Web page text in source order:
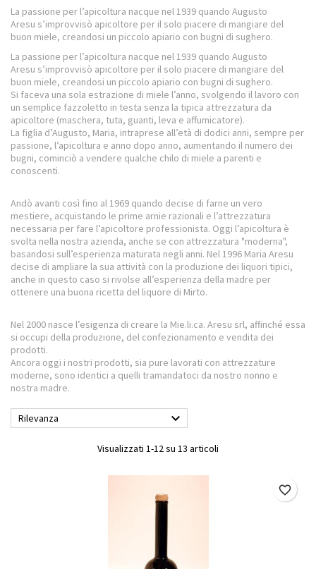
La passione per l’apicoltura nacque nel 1939 quando Augusto
Aresu s’improvvisò apicoltore per il solo piacere di mangiare del
buon miele, creandosi un piccolo apiario con bugni di sughero.
La passione per l’apicoltura nacque nel 1939 quando Augusto
Aresu s’improvvisò apicoltore per il solo piacere di mangiare del
buon miele, creandosi un piccolo apiario con bugni di sughero.
Si faceva una sola estrazione di miele l’anno, svolgendo il lavoro con
un semplice fazzoletto in testa senza la tipica attrezzatura da
apicoltore (maschera, tuta, guanti, leva e affumicatore).
La figlia d’Augusto, Maria, intraprese all’età di dodici anni, sempre per
passione, l’apicoltura e anno dopo anno, aumentando il numero dei
bugni, cominciò a vendere qualche chilo di miele a parenti e
conoscenti.
Andò avanti così fino al 1969 quando decise di farne un vero
mestiere, acquistando le prime arnie razionali e l’attrezzatura
necessaria per fare l’apicoltore professionista. Oggi l’apicoltura è
svolta nella nostra azienda, anche se con attrezzatura "moderna",
basandosi sull’esperienza maturata negli anni. Nel 1996 Maria Aresu
decise di ampliare la sua attività con la produzione dei liquori tipici,
anche in questo caso si rivolse all’esperienza della madre per
ottenere una buona ricetta del liquore di Mirto.
Nel 2000 nasce l’esigenza di creare la Mie.li.ca. Aresu srl, affinché essa
si occupi della produzione, del confezionamento e vendita dei
prodotti.
Ancora oggi i nostri prodotti, sia pure lavorati con attrezzature
moderne, sono identici a quelli tramandatoci da nostro nonno e
nostra madre.
Rilevanza 
Visualizzati 1-12 su 13 articoli
favorite_border